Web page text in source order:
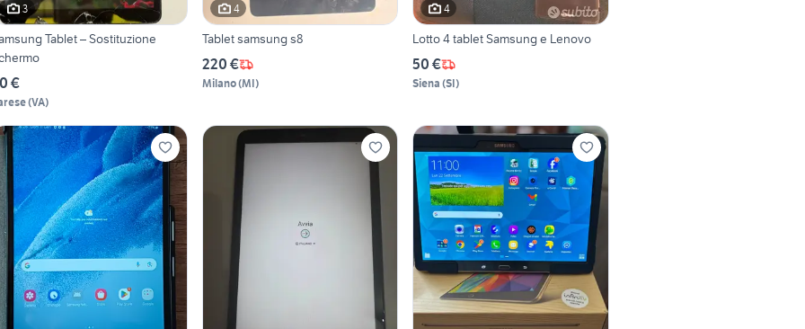
3
Tablet – Sostituzione
€
(VA)
4
Tablet samsung s8
220 €
Milano(MI)
4
Lotto 4 tablet Samsung e Lenovo
50 €
Siena (SI)